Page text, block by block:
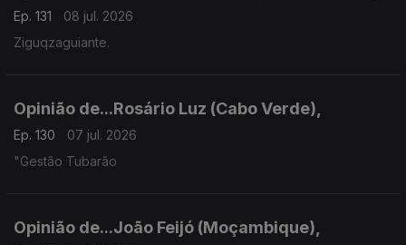
Ep. 131
08 jul. 2026
Ziguqzaguiante.
Opinião de...Rosário Luz (Cabo Verde),
Ep. 130
07 jul. 2026
"Gestão Tubarão
Opinião de...João Feijó (Moçambique),